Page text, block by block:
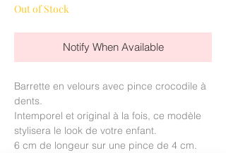
Out of Stock
Notify When Available
Barrette en velours avec pince crocodile à
dents.
Intemporel et original à la fois, ce modèle
stylisera le look de votre enfant.
6 cm de longeur sur une pince de 4 cm.